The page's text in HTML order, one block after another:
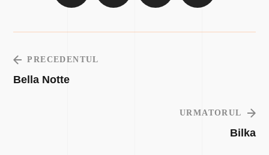
PRECEDENTUL
Bella Notte
URMATORUL
Bilka